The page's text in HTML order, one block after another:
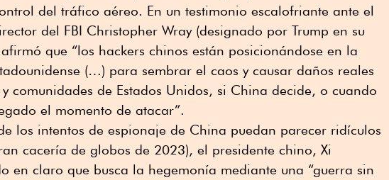
del tráfico aéreo. En un testimonio escalofriante ante el
del FBI Christopher Wray (designado por Trump en su
que “los hackers chinos están posicionándose en la
(…) para sembrar el caos y causar daños reales
comunidades de Estados Unidos, si China decide, o cuando
el momento de atacar”.
los intentos de espionaje de China puedan parecer ridículos
cacería de globos de 2023), el presidente chino, Xi
en claro que busca la hegemonía mediante una “guerra sin